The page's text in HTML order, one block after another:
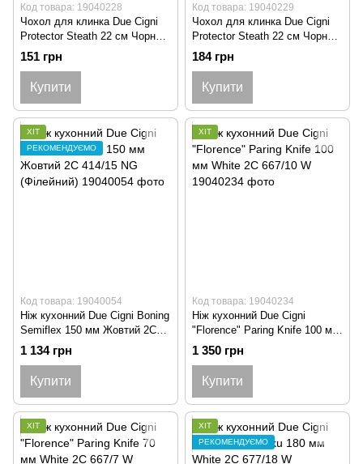
Код товара: 19040228
Чохол для клинка Due Cigni
Protector Steath 22 см Чорний
2C G-13
151 грн
Купити
Код товара: 19040229
Чохол для клинка Due Cigni
Protector Steath 22 см Чорний
2C G-14
184 грн
Купити
ХІТ
РЕКОМЕНДУЄМО
Код товара: 19040054
Ніж кухонний Due Cigni Boning
Semiflex 150 мм Жовтий 2C
414/15 NG (Філейний)
1 134 грн
Купити
ХІТ
Код товара: 19040234
Ніж кухонний Due Cigni
"Florence" Paring Knife 100 мм
White 2C 667/10 W
1 350 грн
Купити
ХІТ
ХІТ
РЕКОМЕНДУЄМО